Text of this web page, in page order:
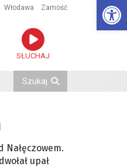
Włodawa Zamość
SŁUCHAJ
Nałęczowem.
upał